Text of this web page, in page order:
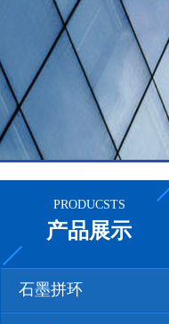
PRODUCSTS
产品展示
石墨拼环